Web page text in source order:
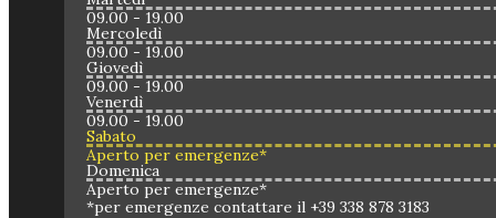
09.00 - 19.00
Mercoledì
09.00 - 19.00
Giovedì
09.00 - 19.00
Venerdì
09.00 - 19.00
Sabato
Aperto per emergenze*
Domenica
Aperto per emergenze*
*per emergenze contattare il +39 338 878 3183